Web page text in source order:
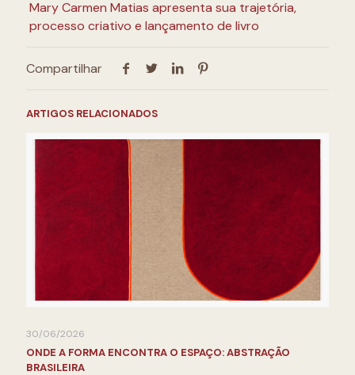
Mary Carmen Matias apresenta sua trajetória,
processo criativo e lançamento de livro
Compartilhar
ARTIGOS RELACIONADOS
30/06/2026
ONDE A FORMA ENCONTRA O ESPAÇO: ABSTRAÇÃO
BRASILEIRA